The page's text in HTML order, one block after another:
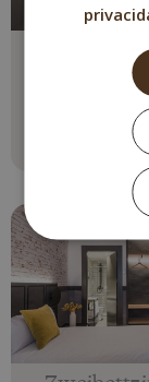
Max. 2
1
Mehr